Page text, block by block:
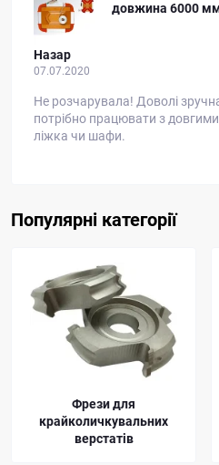
довжина 6000
Назар
07.07.2020
Не розчарувала! Доволі
потрібно працювати з
ліжка чи шафи.
Популярні категорії
Фрези для
крайколичкувальних
верстатів